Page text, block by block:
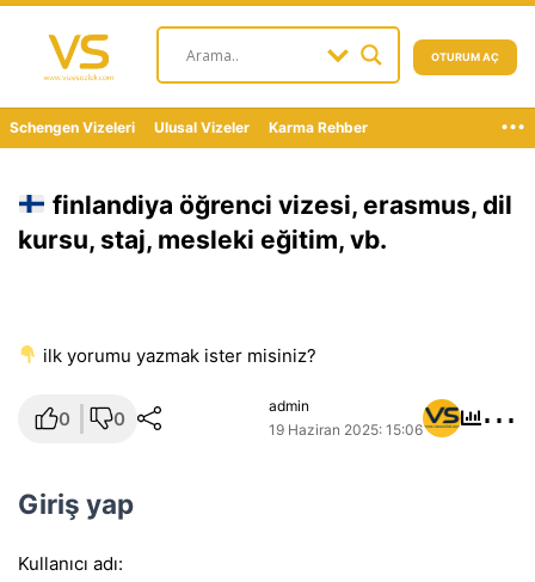
OTURUM AÇ
Schengen Vizeleri Ulusal Vizeler Karma Rehber ...
finlandiya öğrenci vizesi, erasmus, dil
kursu, staj, mesleki eğitim, vb.
i̇lk yorumu yazmak ister misiniz?
0 0
admin
19 Haziran 2025: 15:06
⋯
Giriş yap
Kullanıcı adı: